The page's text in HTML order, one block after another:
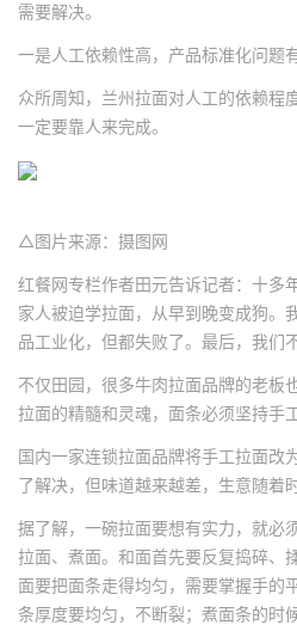
需要解决。
一是人工依赖性高，产品标准化问题
众所周知，兰州拉面对人工的依赖程
一定要靠人来完成。
△图片来源：摄图网
红餐网专栏作者田元告诉记者：十多
家人被迫学拉面，从早到晚变成狗。
品工业化，但都失败了。最后，我们
不仅田园，很多牛肉拉面品牌的老板
拉面的精髓和灵魂，面条必须坚持手工
国内一家连锁拉面品牌将手工拉面改
了解决，但味道越来越差，生意随着
据了解，一碗拉面要想有实力，就必
拉面、煮面。和面首先要反复捣碎、
面要把面条走得均匀，需要掌握手的
条厚度要均匀，不断裂；煮面条的时